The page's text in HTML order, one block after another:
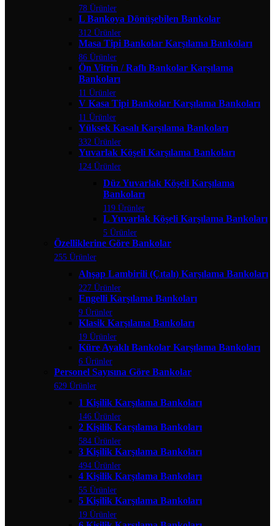
78 Ürünler
L Bankoya Dönüşebilen Bankolar
312 Ürünler
Masa Tipi Bankolar Karşılama Bankoları
86 Ürünler
Ön Vitrin / Raflı Bankolar Karşılama
Bankoları
11 Ürünler
V Kasa Tipi Bankolar Karşılama Bankoları
11 Ürünler
Yüksek Kasalı Karşılama Bankoları
332 Ürünler
Yuvarlak Köşeli Karşılama Bankoları
124 Ürünler
Düz Yuvarlak Köşeli Karşılama
Bankoları
119 Ürünler
L Yuvarlak Köşeli Karşılama Bankoları
5 Ürünler
Özelliklerine Göre Bankolar
255 Ürünler
Ahşap Lambirili (Çıtalı) Karşılama Bankoları
227 Ürünler
Engelli Karşılama Bankoları
9 Ürünler
Klasik Karşılama Bankoları
19 Ürünler
Küre Ayaklı Bankolar Karşılama Bankoları
6 Ürünler
Personel Sayısına Göre Bankolar
629 Ürünler
1 Kişilik Karşılama Bankoları
146 Ürünler
2 Kişilik Karşılama Bankoları
584 Ürünler
3 Kişilik Karşılama Bankoları
494 Ürünler
4 Kişilik Karşılama Bankoları
55 Ürünler
5 Kişilik Karşılama Bankoları
19 Ürünler